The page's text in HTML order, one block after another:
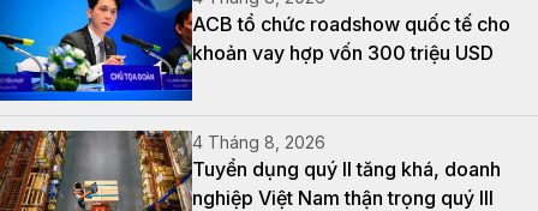
ACB tổ chức roadshow quốc tế cho
khoản vay hợp vốn 300 triệu USD
4 Tháng 8, 2026
Tuyển dụng quý II tăng khá, doanh
nghiệp Việt Nam thận trọng quý III